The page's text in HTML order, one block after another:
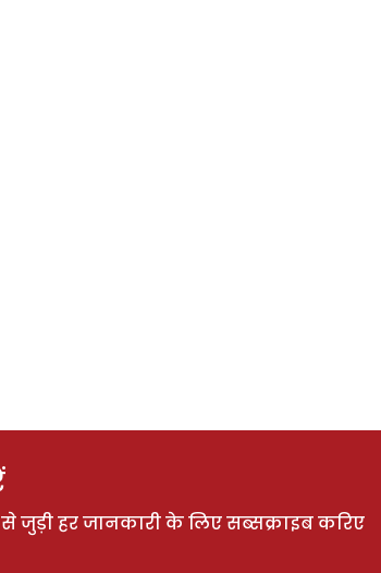
जुड़ी हर जानकारी के लिए सब्सक्राइब करिए